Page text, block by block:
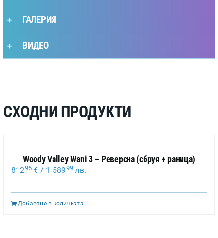
ГАЛЕРИЯ
ВИДЕО
СХОДНИ ПРОДУКТИ
Woody Valley Wani 3 – Реверсна (сбруя + раница)
81295 € / 1 58999 лв.
Добавяне в количката